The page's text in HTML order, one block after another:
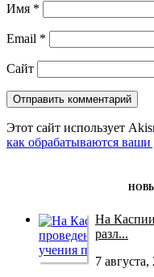
Имя *
Email *
Сайт
Этот сайт использует
как обрабатываются
На
разл...
7 августа,